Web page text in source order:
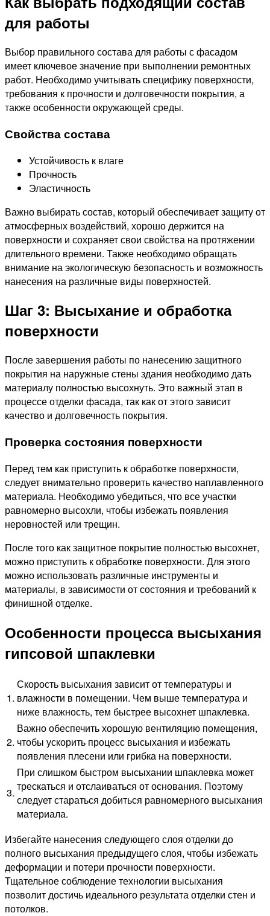
для работы
Выбор правильного состава для работы с фасадом
имеет ключевое значение при выполнении ремонтных
работ. Необходимо учитывать специфику поверхности,
требования к прочности и долговечности покрытия, а
также особенности окружающей среды.
Свойства состава
Устойчивость к влаге
Прочность
Эластичность
Важно выбирать состав, который обеспечивает защиту от
атмосферных воздействий, хорошо держится на
поверхности и сохраняет свои свойства на протяжении
длительного времени. Также необходимо обращать
внимание на экологическую безопасность и возможность
нанесения на различные виды поверхностей.
Шаг 3: Высыхание и обработка
поверхности
После завершения работы по нанесению защитного
покрытия на наружные стены здания необходимо дать
материалу полностью высохнуть. Это важный этап в
процессе отделки фасада, так как от этого зависит
качество и долговечность покрытия.
Проверка состояния поверхности
Перед тем как приступить к обработке поверхности,
следует внимательно проверить качество наплавленного
материала. Необходимо убедиться, что все участки
равномерно высохли, чтобы избежать появления
неровностей или трещин.
После того как защитное покрытие полностью высохнет,
можно приступить к обработке поверхности. Для этого
можно использовать различные инструменты и
материалы, в зависимости от состояния и требований к
финишной отделке.
Особенности процесса высыхания
гипсовой шпаклевки
1.
Скорость высыхания зависит от температуры и
влажности в помещении. Чем выше температура и
ниже влажность, тем быстрее высохнет шпаклевка.
2.
Важно обеспечить хорошую вентиляцию помещения,
чтобы ускорить процесс высыхания и избежать
появления плесени или грибка на поверхности.
3.
При слишком быстром высыхании шпаклевка может
трескаться и отслаиваться от основания. Поэтому
следует стараться добиться равномерного высыхания
материала.
Избегайте нанесения следующего слоя отделки до
полного высыхания предыдущего слоя, чтобы избежать
деформации и потери прочности поверхности.
Тщательное соблюдение технологии высыхания
позволит достичь идеального результата отделки стен и
потолков.